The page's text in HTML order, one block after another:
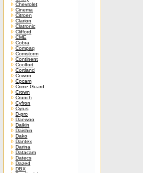
Chevrolet
Cinema
Citroen
Clarion
Clatronic
Clifford
CME
Cobra
Compaq
Comstorm
Continent
Coolfort
Cortland
Cowon
Cpcam
Crime Guard
Crown
Crunch
Cyfron
Cyrus
D-pro
Daewoo
Daikin
Daishin
Dako
Dantex
Darina
Datacam
Datecs
Dazed
DBX